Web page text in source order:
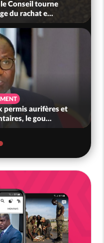
Conseil tourne
du rachat e...
permis aurifères et
le gou...